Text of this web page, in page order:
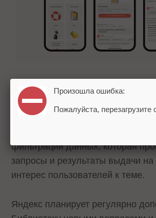
Все примеры в Библиотеке
популярных обезличенных
запросов. Для того, чтобы
фильтрации данных, которая
запросы и результаты выдачи на
интерес пользователей к теме.
Яндекс планирует регулярно
Произошла ошибка:
Пожалуйста, перезагрузите